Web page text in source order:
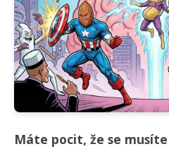
Máte pocit, že se